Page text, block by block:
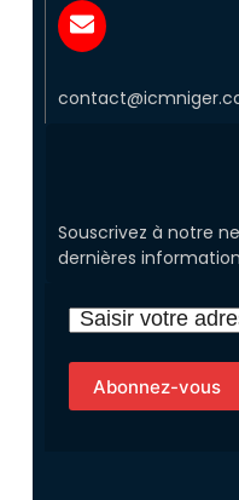
Souscrivez à notre
dernières